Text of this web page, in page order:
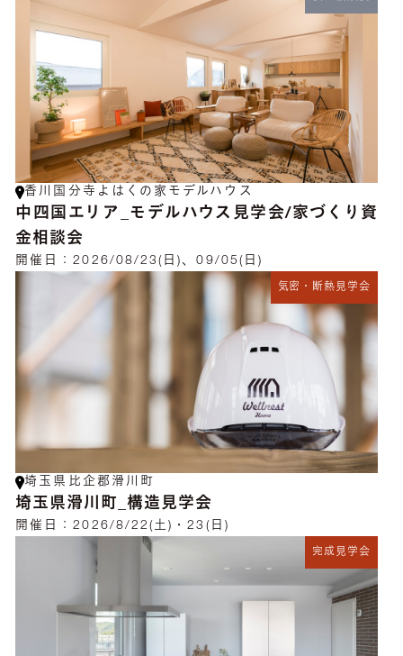
香川国分寺よはくの家モデルハウス
中四国エリア_モデルハウス見学会/家づくり資
金相談会
開催日：2026/08/23(日)、09/05(日)
気密・断熱見学会
埼玉県比企郡滑川町
埼玉県滑川町_構造見学会
開催日：2026/8/22(土)・23(日)
完成見学会